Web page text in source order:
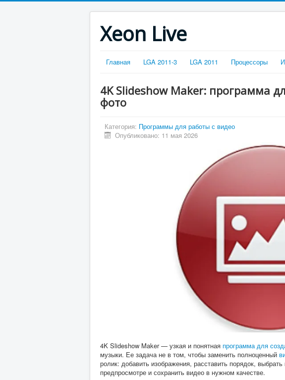
Xeon Live
Главная LGA 2011-3 LGA 2011 Процессоры
4K Slideshow Maker: программа
фото
Категория: Программы для работы с видео
Опубликовано: 11 мая 2026
4K Slideshow Maker — узкая и понятная программа для
музыки. Ее задача не в том, чтобы заменить полноценный
ролик: добавить изображения, расставить порядок,
предпросмотре и сохранить видео в нужном качестве.